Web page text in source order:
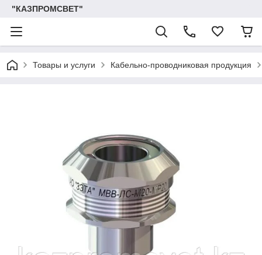
"КАЗПРОМСВЕТ"
Товары и услуги Кабельно-проводниковая продукция